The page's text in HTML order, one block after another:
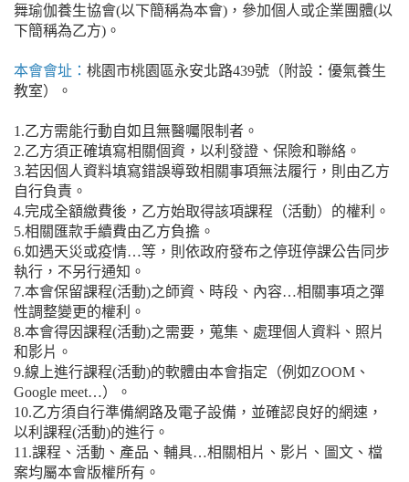
舞瑜伽養生協會(以下簡稱為本會)，參加個人或企業團體(以
下簡稱為乙方)。
本會會址： 桃園市桃園區永安北路439號（附設：優氣養生
教室）。
1.乙方需能行動自如且無醫囑限制者。
2.乙方須正確填寫相關個資，以利發證、保險和聯絡。
3.若因個人資料填寫錯誤導致相關事項無法履行，則由乙方
自行負責。
4.完成全額繳費後，乙方始取得該項課程（活動）的權利。
5.相關匯款手續費由乙方負擔。
6.如遇天災或疫情…等，則依政府發布之停班停課公告同步
執行，不另行通知。
7.本會保留課程(活動)之師資、時段、內容…相關事項之彈
性調整變更的權利。
8.本會得因課程(活動)之需要，蒐集、處理個人資料、照片
和影片。
9.線上進行課程(活動)的軟體由本會指定（例如ZOOM、
Google meet…）。
10.乙方須自行準備網路及電子設備，並確認良好的網速，
以利課程(活動)的進行。
11.課程、活動、產品、輔具…相關相片、影片、圖文、檔
案均屬本會版權所有。